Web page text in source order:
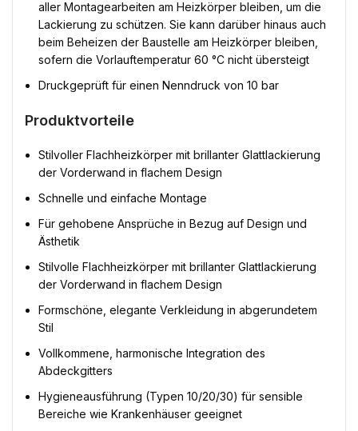
aller Montagearbeiten am Heizkörper bleiben, um die
Lackierung zu schützen. Sie kann darüber hinaus auch
beim Beheizen der Baustelle am Heizkörper bleiben,
sofern die Vorlauftemperatur 60 °C nicht übersteigt
Druckgeprüft für einen Nenndruck von 10 bar
Produktvorteile
Stilvoller Flachheizkörper mit brillanter Glattlackierung
der Vorderwand in flachem Design
Schnelle und einfache Montage
Für gehobene Ansprüche in Bezug auf Design und
Ästhetik
Stilvolle Flachheizkörper mit brillanter Glattlackierung
der Vorderwand in flachem Design
Formschöne, elegante Verkleidung in abgerundetem
Stil
Vollkommene, harmonische Integration des
Abdeckgitters
Hygieneausführung (Typen 10/20/30) für sensible
Bereiche wie Krankenhäuser geeignet